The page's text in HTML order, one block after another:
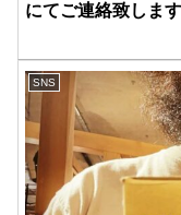
にてご連絡致しま
SNS